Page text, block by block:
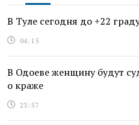
В Туле сегодня до +22
04:15
В Одоеве женщину будут
о краже
23:57